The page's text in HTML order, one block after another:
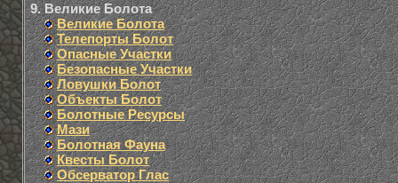
9. Великие Болота
Великие Болота
Телепорты Болот
Опасные Участки
Безопасные Участки
Ловушки Болот
Объекты Болот
Болотные Ресурсы
Мази
Болотная Фауна
Квесты Болот
Обсерватор Глас